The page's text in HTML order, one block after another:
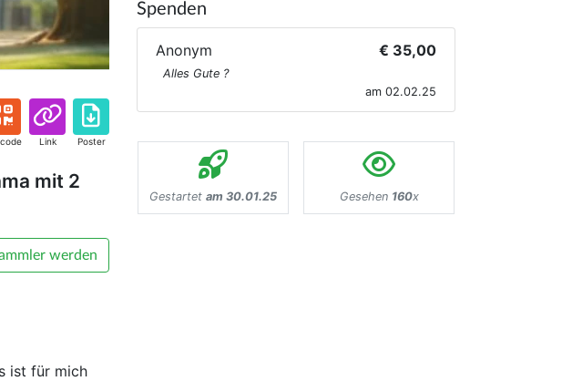
Link Poster
mit 2
werden
ist für mich
Spenden
Anonym € 35,00
Alles Gute ?
am 02.02.25
Gestartet am 30.01.25 Gesehen 160x